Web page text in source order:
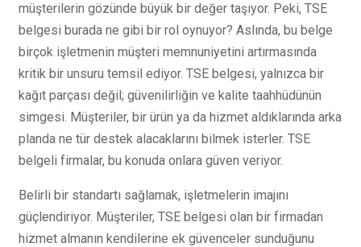
müşterilerin gözünde büyük bir değer taşıyor. Peki, TSE
belgesi burada ne gibi bir rol oynuyor? Aslında, bu belge
birçok işletmenin müşteri memnuniyetini artırmasında
kritik bir unsuru temsil ediyor. TSE belgesi, yalnızca bir
kağıt parçası değil; güvenilirliğin ve kalite taahhüdünün
simgesi. Müşteriler, bir ürün ya da hizmet aldıklarında arka
planda ne tür destek alacaklarını bilmek isterler. TSE
belgeli firmalar, bu konuda onlara güven veriyor.
Belirli bir standartı sağlamak, işletmelerin imajını
güçlendiriyor. Müşteriler, TSE belgesi olan bir firmadan
hizmet almanın kendilerine ek güvenceler sunduğunu